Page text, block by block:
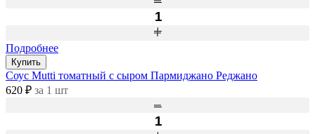
Подробнее
Купить
Соус Mutti томатный с сыром Пармиджано Реджано
620 ₽ за 1 шт